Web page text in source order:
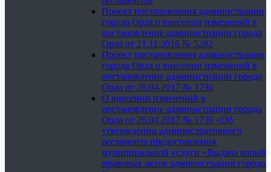
Проект постановления администрации
города Орла о внесении изменений в
постановление администрации города
Орла от 21.11.2016 № 5282
Проект постановления администрации
города Орла о внесении изменений в
постановление администрации города
Орла от 26.04.2017 № 1736
О внесении изменений в
постановление администрации города
Орла от 26.04.2017 № 1736 «Об
утверждении административного
регламента предоставления
муниципальной услуги «Выдача копий
правовых актов администрации города